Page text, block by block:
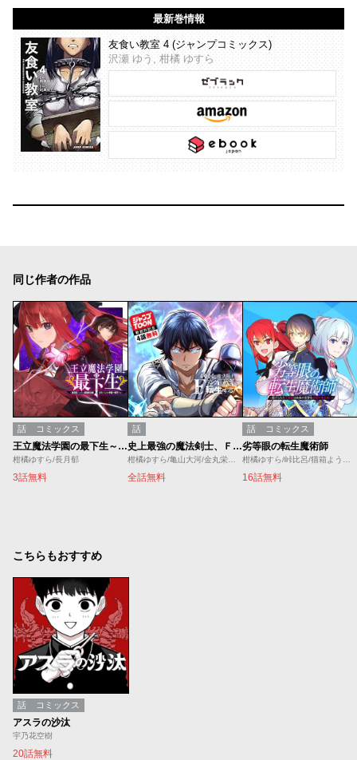
最新巻情報
友食い教室 4 (ジャンプコミックス)
沢瀬 ゆう, 柑橘 ゆすら
同じ作者の作品
話 コミックス
王立魔法学園の最下生～貧困街上がりの最強魔法師、貴族だらけの学園で無双する～
柑橘ゆすら/長月郁
3話無料
話
史上最強の魔法剣士、Ｆランク冒険者に転生する タテマンガ版／ジャンプTOON新創刊記念出張掲載
全話無料
話 コミックス
劣等眼の転生魔術師
16話無料
こちらもおすすめ
話 コミックス
アスラの沙汰
宇乃花空樹
20話無料